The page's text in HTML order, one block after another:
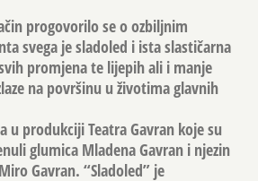
progovorilo se o ozbiljnim
svega je sladoled i ista slastičarna
promjena te lijepih ali i manje
na površinu u životima glavnih
u produkciji Teatra Gavran koje su
glumica Mladena Gavran i njezin
Gavran. “Sladoled” je